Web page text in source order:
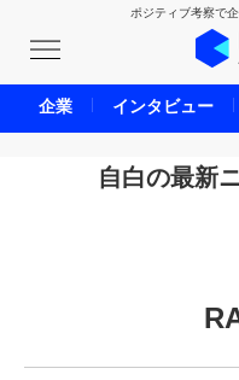
ポジティブ考察で
LIFE
自白の最新
企業 インタビュー